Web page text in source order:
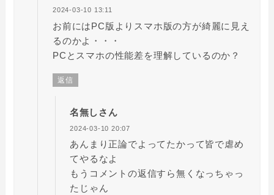
2024-03-10 13:11
お前にはPC版よりスマホ版の方が綺麗に見え
るのかよ・・・
PCとスマホの性能差を理解しているのか？
返信
名無しさん
2024-03-10 20:07
あんまり正論でよってたかって皆で虐め
てやるなよ
もうコメントの返信すら無くなっちゃっ
たじゃん